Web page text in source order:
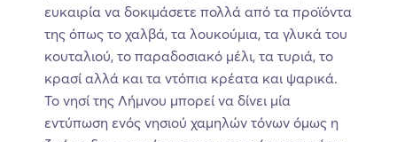
ευκαιρία να δοκιμάσετε πολλά από τα προϊόντα
της όπως το χαλβά, τα λουκούμια, τα γλυκά του
κουταλιού, το παραδοσιακό μέλι, τα τυριά, το
κρασί αλλά και τα ντόπια κρέατα και ψαρικά.
Το νησί της Λήμνου μπορεί να δίνει μία
εντύπωση ενός νησιού χαμηλών τόνων όμως η